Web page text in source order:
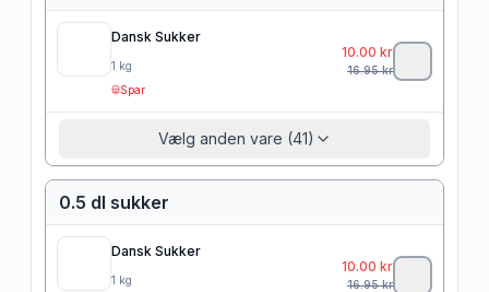
Dansk Sukker
1 kg
Spar
10.00 kr
16.95kr
Vælg anden vare (41)
0.5 dl sukker
Dansk Sukker
1 kg
10.00 kr
16.95kr